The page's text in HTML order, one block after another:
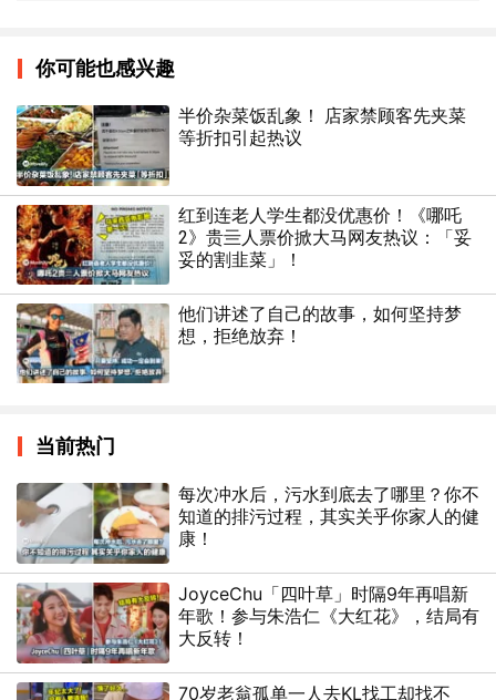
你可能也感兴趣
半价杂菜饭乱象！ 店家禁顾客先夹菜
等折扣引起热议
红到连老人学生都没优惠价！《哪吒
2》贵亖人票价掀大马网友热议：「妥
妥的割韭菜」！
他们讲述了自己的故事，如何坚持梦
想，拒绝放弃！
当前热门
每次冲水后，污水到底去了哪里？你不
知道的排污过程，其实关乎你家人的健
康！
JoyceChu「四叶草」时隔9年再唱新
年歌！参与朱浩仁《大红花》，结局有
大反转！
70岁老翁孤单一人去KL找工却找不